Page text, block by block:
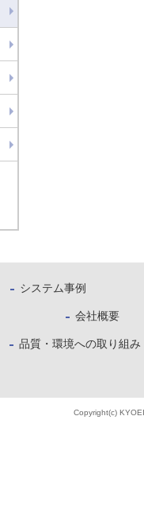
システム事例
会社概要
品質・環境への取り組み
Copyright(c)